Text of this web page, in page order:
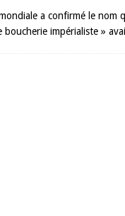
a confirmé le nom
impérialiste »